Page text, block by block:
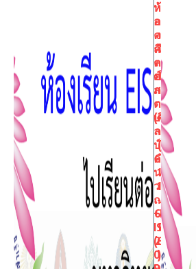
ห้
อง
ค
ณิ
ต
ศา
ส
ตร์
(ศิ
ล
ป์
คำ
น
ว
ณ
+E
IS)
(6
0
ห้
อ
ง
ศิ
ล
ป์
ภ
า
ษ
า
(
6
1
1
-
6
1
2
)